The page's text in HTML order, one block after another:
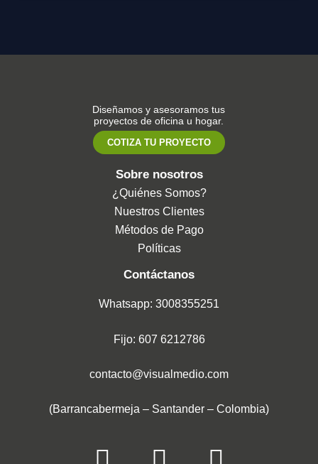
Diseñamos y asesoramos tus
proyectos de oficina u hogar.
COTIZA TU PROYECTO
Sobre nosotros
¿Quiénes Somos?
Nuestros Clientes
Métodos de Pago
Políticas
Contáctanos
Whatsapp: 3008355251
Fijo: 607 6212786
contacto@visualmedio.com
(Barrancabermeja – Santander – Colombia)